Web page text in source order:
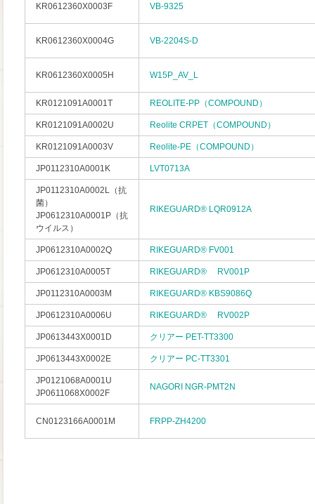
KR0612360X0003F VB-9325
KR0612360X0004G VB-2204S-D
KR0612360X0005H W15P_AV_L
KR0121091A0001T REOLITE-PP（COMPOUND）
KR0121091A0002U Reolite CRPET（COMPOUND）
KR0121091A0003V Reolite-PE（COMPOUND）
JP0112310A0001K LVT0713A
JP0112310A0002L（抗
菌）
JP0612310A0001P（抗
ウイルス）
RIKEGUARD® LQR0912A
JP0612310A0002Q RIKEGUARD® FV001
JP0612310A0005T RIKEGUARD® RV001P
JP0112310A0003M RIKEGUARD® KBS9086Q
JP0612310A0006U RIKEGUARD® RV002P
JP0613443X0001D クリアー PET-TT3300
JP0613443X0002E クリアー PC-TT3301
JP0121068A0001U
JP0611068X0002F
NAGORI NGR-PMT2N
CN0123166A0001M FRPP-ZH4200